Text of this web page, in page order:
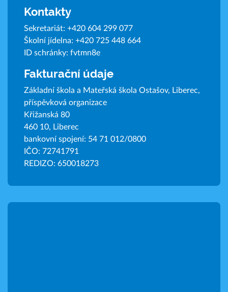
Kontakty
Sekretariát: +420 604 299 077
Školní jídelna: +420 725 448 664
ID schránky: fvtmn8e
Fakturační údaje
Základní škola a Mateřská škola Ostašov, Liberec,
příspěvková organizace
Křižanská 80
460 10, Liberec
bankovní spojení: 54 71 012/0800
IČO: 72741791
REDIZO: 650018273